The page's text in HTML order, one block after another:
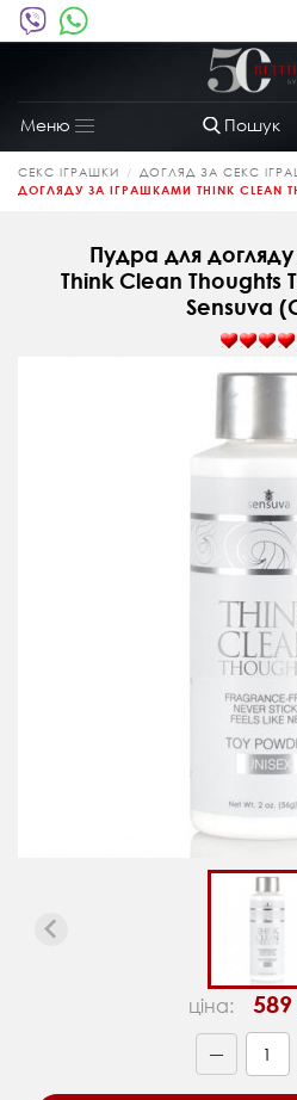
Пошук
Меню
Toggle
navigation
СЕКС ІГРАШКИ ДОГЛЯД ЗА СЕКС
ДОГЛЯДУ ЗА ІГРАШКАМИ THINK CLEAN
Пудра для
Think Clean Thoughts
Sensuva
ціна: 589
—